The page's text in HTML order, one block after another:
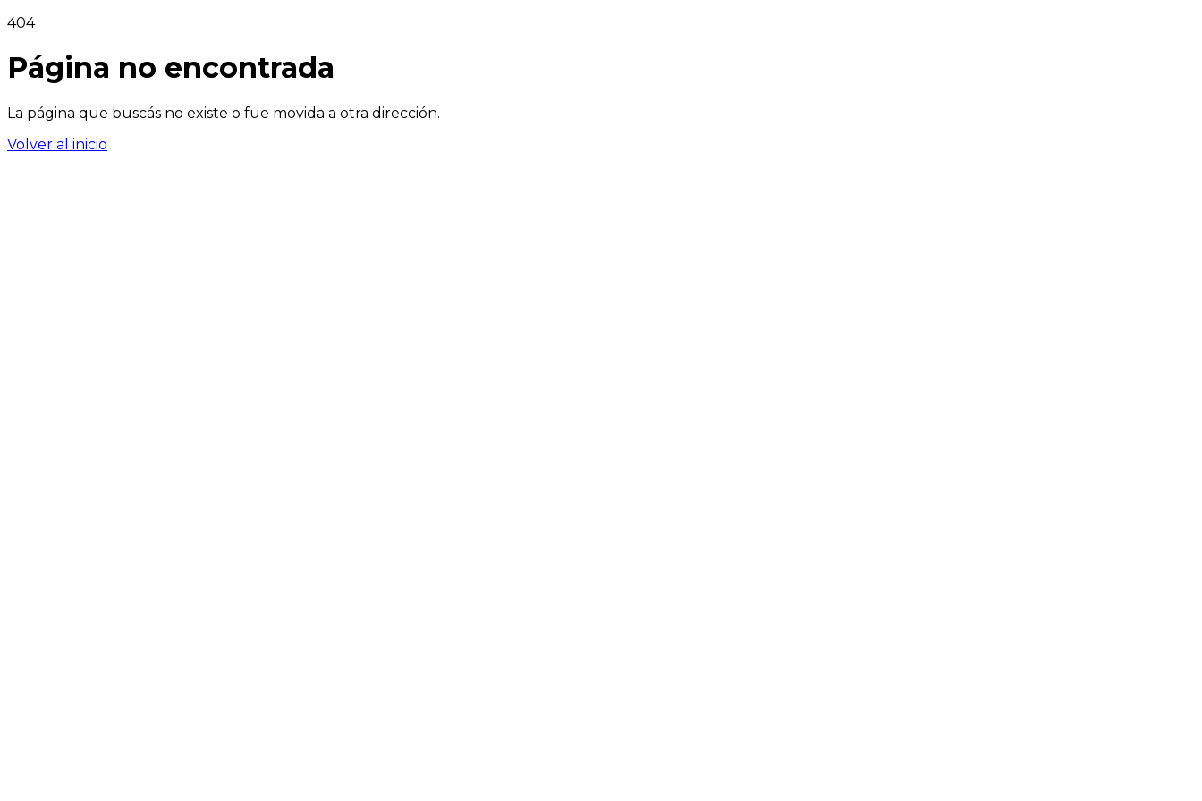
404
Página no encontrada
La página que buscás no existe o fue movida a otra dirección.
Volver al inicio